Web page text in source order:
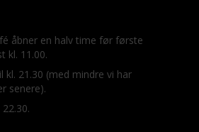
åbner en halv time før første
kl. 11.00.
kl. 21.30 (med mindre vi har
senere).